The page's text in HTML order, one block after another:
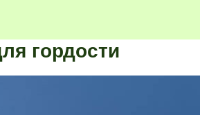
гордости